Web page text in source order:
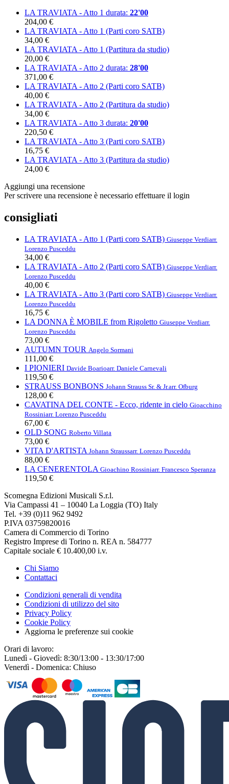
LA TRAVIATA - Atto 1 durata: 22'00
204,00 €
LA TRAVIATA - Atto 1 (Parti coro SATB)
34,00 €
LA TRAVIATA - Atto 1 (Partitura da studio)
20,00 €
LA TRAVIATA - Atto 2 durata: 28'00
371,00 €
LA TRAVIATA - Atto 2 (Parti coro SATB)
40,00 €
LA TRAVIATA - Atto 2 (Partitura da studio)
34,00 €
LA TRAVIATA - Atto 3 durata: 20'00
220,50 €
LA TRAVIATA - Atto 3 (Parti coro SATB)
16,75 €
LA TRAVIATA - Atto 3 (Partitura da studio)
24,00 €
Aggiungi una recensione
Per scrivere una recensione è necessario effettuare il login
consigliati
LA TRAVIATA - Atto 1 (Parti coro SATB) Giuseppe Verdiarr.
Lorenzo Pusceddu
34,00 €
LA TRAVIATA - Atto 2 (Parti coro SATB) Giuseppe Verdiarr.
Lorenzo Pusceddu
40,00 €
LA TRAVIATA - Atto 3 (Parti coro SATB) Giuseppe Verdiarr.
Lorenzo Pusceddu
16,75 €
LA DONNA È MOBILE from Rigoletto Giuseppe Verdiarr.
Lorenzo Pusceddu
73,00 €
AUTUMN TOUR Angelo Sormani
111,00 €
I PIONIERI Davide Boarioarr. Daniele Carnevali
119,50 €
STRAUSS BONBONS Johann Strauss Sr. & Jr.arr. Ofburg
128,00 €
CAVATINA DEL CONTE - Ecco, ridente in cielo Gioacchino
Rossiniarr. Lorenzo Pusceddu
67,00 €
OLD SONG Roberto Villata
73,00 €
VITA D'ARTISTA Johann Straussarr. Lorenzo Pusceddu
88,00 €
LA CENERENTOLA Gioachino Rossiniarr. Francesco Speranza
119,50 €
Scomegna Edizioni Musicali S.r.l.
Via Campassi 41 – 10040 La Loggia (TO) Italy
Tel. +39 (0)11 962 9492
P.IVA 03759820016
Camera di Commercio di Torino
Registro Imprese di Torino n. REA n. 584777
Capitale sociale € 10.400,00 i.v.
Chi Siamo
Contattaci
Condizioni generali di vendita
Condizioni di utilizzo del sito
Privacy Policy
Cookie Policy
Aggiorna le preferenze sui cookie
Orari di lavoro:
Lunedì - Giovedì: 8:30/13:00 - 13:30/17:00
Venerdì - Domenica: Chiuso